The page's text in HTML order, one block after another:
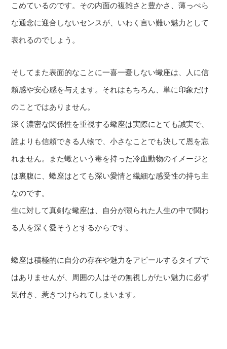
こめているのです。その内面の複雑さと豊かさ、薄っぺら
な通念に迎合しないセンスが、いわく言い難い魅力として
表れるのでしょう。
そしてまた表面的なことに一喜一憂しない蠍座は、人に信
頼感や安心感を与えます。それはもちろん、単に印象だけ
のことではありません。
深く濃密な関係性を重視する蠍座は実際にとても誠実で、
誰よりも信頼できる人物で、小さなことでも決して恩を忘
れません。また蠍という毒を持った冷血動物のイメージと
は裏腹に、蠍座はとても深い愛情と繊細な感受性の持ち主
なのです。
生に対して真剣な蠍座は、自分が限られた人生の中で関わ
る人を深く愛そうとするからです。
蠍座は積極的に自分の存在や魅力をアピールするタイプで
はありませんが、周囲の人はその無視しがたい魅力に必ず
気付き、惹きつけられてしまいます。